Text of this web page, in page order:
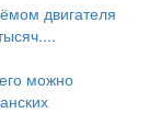
двигателя
можно